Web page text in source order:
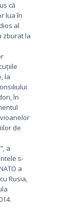
că
lua în
al
zburat la
la
în
de
a
s-
a
Rusia,